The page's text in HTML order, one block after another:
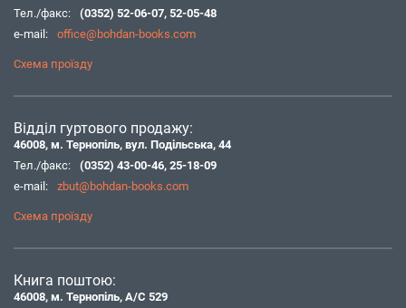
Тел./факс:
(0352) 52-06-07, 52-05-48
e-mail:
office@bohdan-books.com
Схема проїзду
Відділ гуртового продажу:
46008, м. Тернопіль, вул. Подільська, 44
Тел./факс:
(0352) 43-00-46, 25-18-09
e-mail:
zbut@bohdan-books.com
Схема проїзду
Книга поштою:
46008, м. Тернопіль, А/С 529